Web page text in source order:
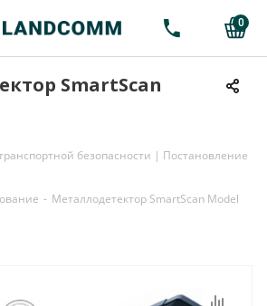
0
SmartScan
безопасности | Постановление
- Металлодетектор SmartScan Model